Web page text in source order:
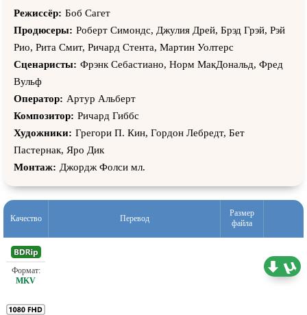
Майкл Волланс, Грант Никэллс, Дебора Хиндерштейн, Скотт
Гибсон, Лаура Стоун, Полли Шеннон, Румми Бишоп, Джеймс
Кэрролл, Генри Чан, Дэвид Кокнер, Пол О’Салливан, Уни
Пак, Бойд Бэнкс, Б.Дж. МакКуин, Тони Мэйлер, Шэйн Дэйли,
Джеймс Бинкли, Джеймс Дауни, Фред Вульф, Вилфрид Брэй,
Джессика Букер, Джони Чейз, Конрад Бергшнейдер, Кэй
Хоутри, Ллойд Уайт, Дини Петти, Майк Энскомб, Ховард
Джером, Артуро Джил, Ребекка Ромейн, Джослин Венн,
Робби Рокс, Крис Джиллетт, Кевин П. Фарли, Санджай
Талвар, Тревор Бэйн, Горд Мартино, Джордж Спердакос,
Миранда, Миф, Клифф Сондерс, Бесс Мотта, Крис Фарли,
Конрад Гуд, Джон Гудман, Шерри Хиллиард, Адам Сэндлер,
Дженнифер Стид
Режиссёр: Боб Сагет
Продюсеры: Роберт Симондс, Джулия Дрей, Брэд Грэй, Рэй
Рио, Рита Смит, Ричард Стента, Мартин Уолтерс
Сценаристы: Фрэнк Себастиано, Норм МакДональд, Фред
Вульф
Оператор: Артур Альберт
Композитор: Ричард Гиббс
Художники: Грегори П. Кин, Гордон Лебредт, Бет
Пастернак, Яро Дик
Монтаж: Джордж Фолси мл.
Качество Перевод
Размер
файла